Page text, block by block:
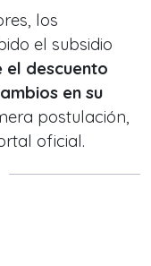
los
el subsidio
descuento
en su
postulación,
oficial.